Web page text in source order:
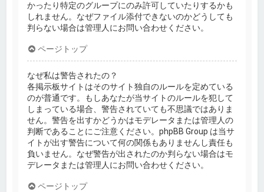
かったり特定のグループにのみ許可していたりするかも
しれません。なぜファイル添付できないのかどうしても
判らない場合は管理人にお問い合わせください。
ページトップ
なぜ私は警告されたの？
各掲示板サイトはそのサイト独自のルールを定めている
のが普通です。もしあなたが当サイトのルールを犯して
しまっている場合、警告されていても不思議ではありま
せん。警告を出すかどうかはモデレータまたは管理人の
判断であることにご注意ください。phpBB Group は当サ
イトが出す警告について何の関係もありませんし責任も
負いません。なぜ警告が出されたのか判らない場合はモ
デレータまたは管理人にお問い合わせください。
ページトップ